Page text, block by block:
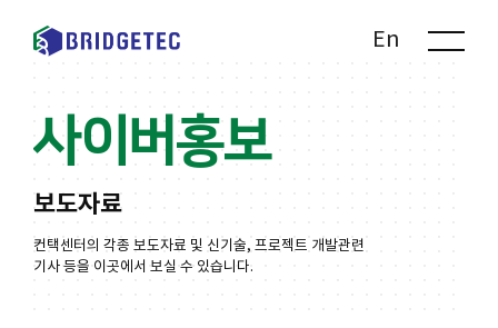
En
사이버홍보
보도자료
컨택센터의 각종 보도자료 및 신기술, 프로젝트 개발관련
기사 등을 이곳에서 보실 수 있습니다.